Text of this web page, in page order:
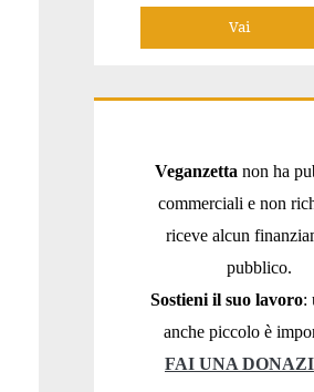
Veganzetta non ha
commerciali e non
riceve alcun
pubblico.
Sostieni il suo lavoro:
anche piccolo è
FAI UNA